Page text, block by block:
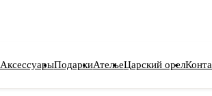
АксессуарыПодаркиАтельеЦарский орел